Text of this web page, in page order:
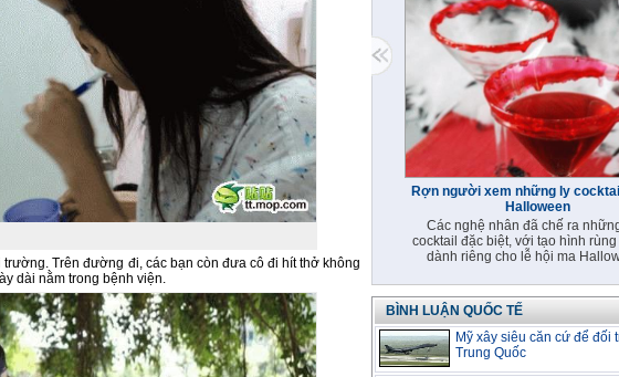
Trên đường đi, các bạn còn đưa cô đi hít thở không
dài nằm trong bệnh viện.
Rợn người xem những ly
Halloween
Các nghệ nhân đã chế ra
cocktail đặc biệt, với tạo hình
dành riêng cho lễ hội ma
BÌNH LUẬN QUỐC TẾ
Mỹ xây siêu căn cứ để đối
Trung Quốc